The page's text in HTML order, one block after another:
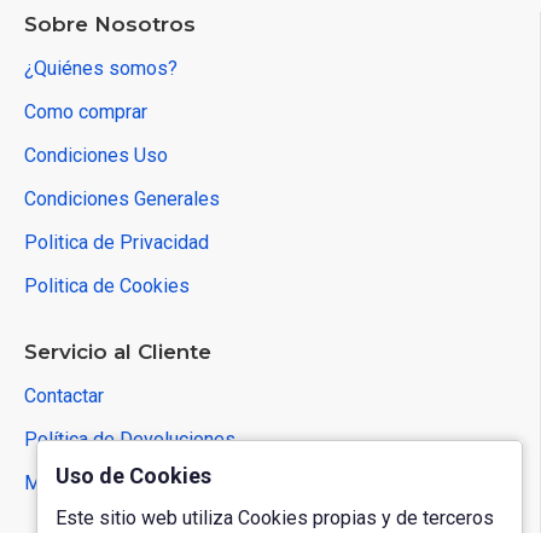
Sobre Nosotros
¿Quiénes somos?
Como comprar
Condiciones Uso
Condiciones Generales
Politica de Privacidad
Politica de Cookies
Servicio al Cliente
Contactar
Política de Devoluciones
Mapa del Sitio
Uso de Cookies
Este sitio web utiliza Cookies propias y de terceros